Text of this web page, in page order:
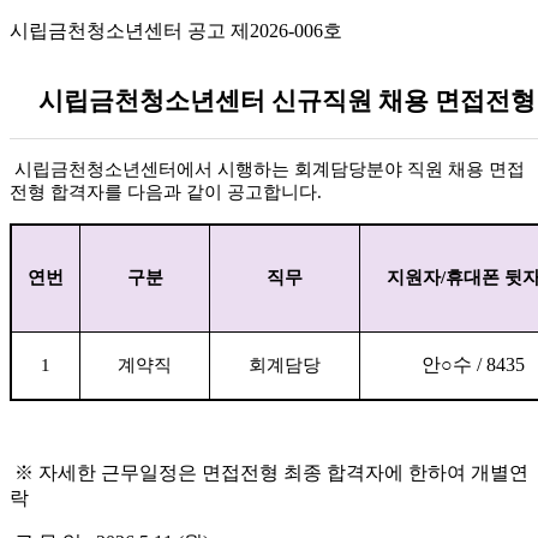
시립금천청소년센터 공고 제 2026-006호
시립금천청소년센터 신규직원 채용 면접전
시립금천청소년센터에서 시행하는 회계담당분야 직원 채용 면접
전형 합격자를 다음과 같이 공고합니다.
연번 구분 직무 지원자/휴대폰 뒷
1 계약직 회계담당 안○수 / 8435
※ 자세한 근무일정은 면접전형 최종 합격자에 한하여 개별연
락